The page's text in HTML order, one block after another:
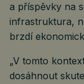
a příspěvky na
infrastruktura,
brzdí
„V tomto
dosáhnout